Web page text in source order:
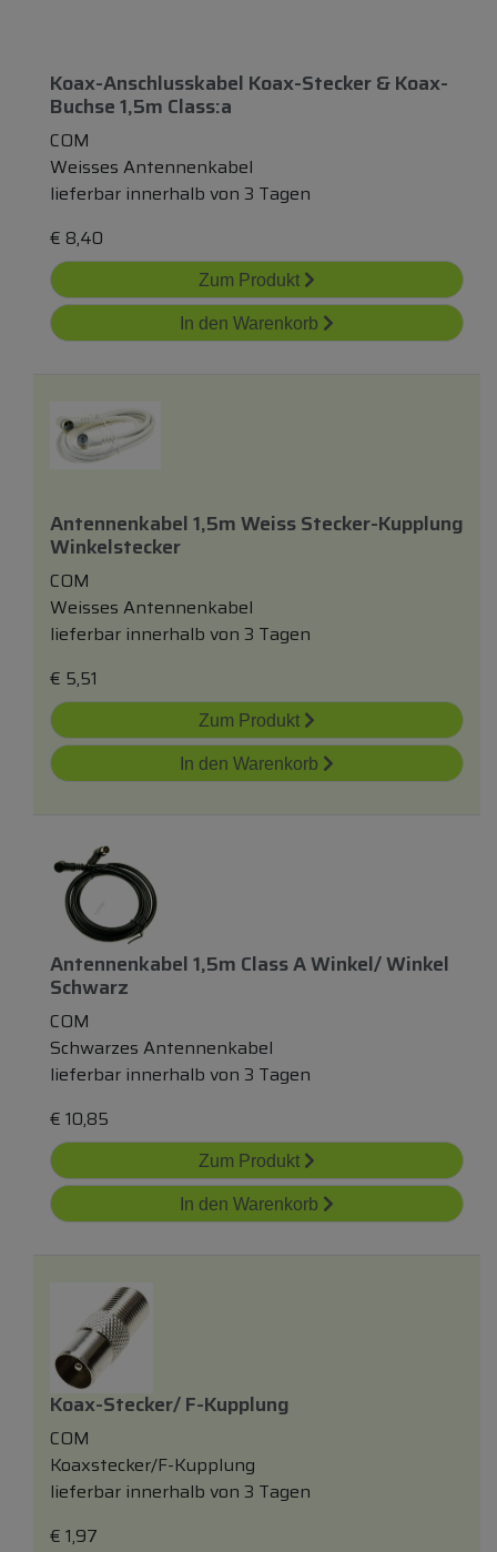
Koax-Anschlusskabel Koax-Stecker & Koax-
Buchse 1,5m Class:a
COM
Weisses Antennenkabel
lieferbar innerhalb von 3 Tagen
€ 8,40
Zum Produkt
In den Warenkorb
Antennenkabel 1,5m Weiss Stecker-Kupplung
Winkelstecker
COM
Weisses Antennenkabel
lieferbar innerhalb von 3 Tagen
€ 5,51
Zum Produkt
In den Warenkorb
Antennenkabel 1,5m Class A Winkel/ Winkel
Schwarz
COM
Schwarzes Antennenkabel
lieferbar innerhalb von 3 Tagen
€ 10,85
Zum Produkt
In den Warenkorb
Koax-Stecker/ F-Kupplung
COM
Koaxstecker/F-Kupplung
lieferbar innerhalb von 3 Tagen
€ 1,97